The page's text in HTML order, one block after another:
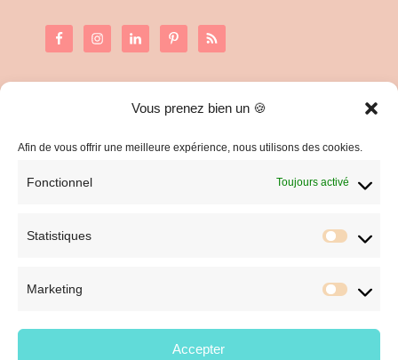
Vous prenez bien un 🍪
Afin de vous offrir une meilleure expérience, nous utilisons des cookies.
Fonctionnel Toujours activé
Statistiques
Marketing
Accepter
C.G.V. et Mentions Légales